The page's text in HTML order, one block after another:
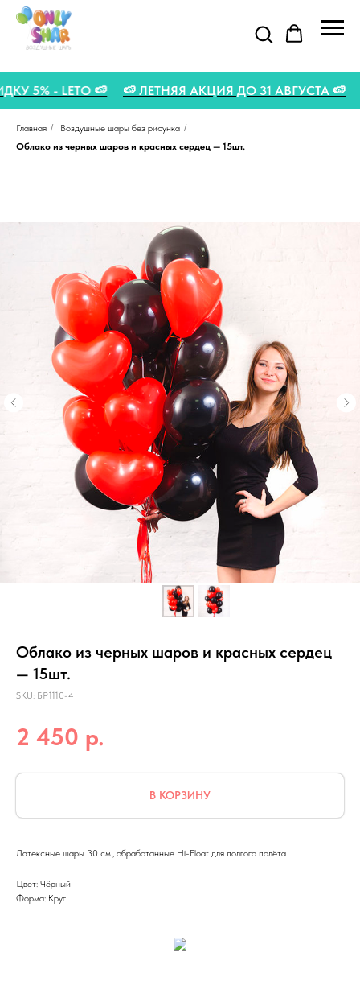
5% - LETO 🍉 🍉 ЛЕТНЯЯ АКЦИЯ ДО 31 АВГУСТА
Главная / Воздушные шары без рисунка /
Облако из черных шаров и красных сердец — 15шт.
Облако из черных шаров и красных сердец
— 15шт.
SKU: БР1110-4
2 450 р.
В КОРЗИНУ
Латексные шары 30 см., обработанные Hi-Float для долгого полёта
Цвет: Чёрный
Форма: Круг